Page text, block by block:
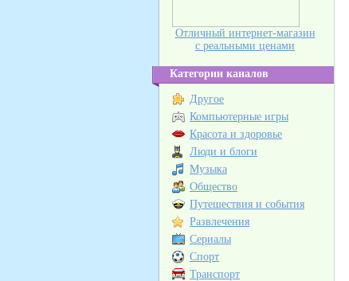
Отличный интернет-магазин
с реальными ценами
Категории каналов
Другое
Компьютерные игры
Красота и здоровье
Люди и блоги
Музыка
Общество
Путешествия и события
Развлечения
Сериалы
Спорт
Транспорт